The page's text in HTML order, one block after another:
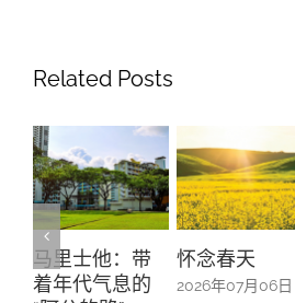
Related Posts
怀念春天
2026年07月06日
新华文学中的
旧体诗